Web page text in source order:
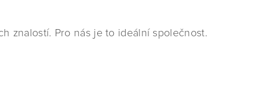
znalostí. Pro nás je to ideální společnost.